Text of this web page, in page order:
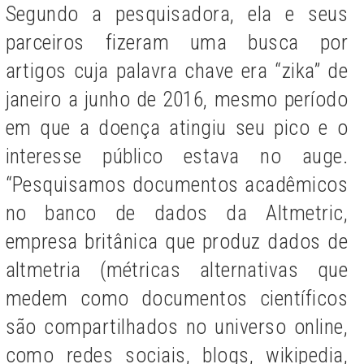
Segundo a pesquisadora, ela e seus
parceiros fizeram uma busca por
artigos cuja palavra chave era “zika” de
janeiro a junho de 2016, mesmo período
em que a doença atingiu seu pico e o
interesse público estava no auge.
“Pesquisamos documentos acadêmicos
no banco de dados da Altmetric,
empresa britânica que produz dados de
altmetria (métricas alternativas que
medem como documentos científicos
são compartilhados no universo online,
como redes sociais, blogs, wikipedia,